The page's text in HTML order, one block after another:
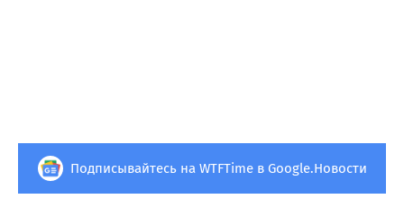
Подписывайтесь на WTFTime в Google.Новости